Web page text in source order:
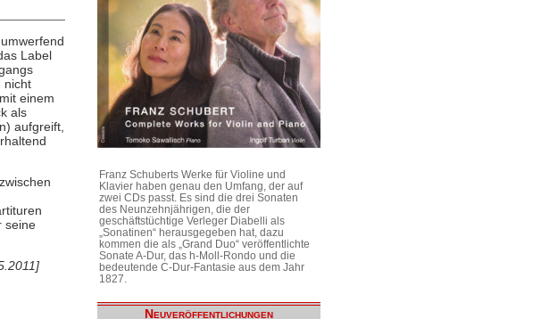
Label
nicht
einem
als
aufgreift,
seine
Franz Schuberts Werke für Violine und
Klavier haben genau den Umfang, der auf
zwei CDs passt. Es sind die drei Sonaten
des Neunzehnjährigen, die der
geschäftstüchtige Verleger Diabelli als
„Sonatinen“ herausgegeben hat, dazu
kommen die als „Grand Duo“ veröffentlichte
Sonate A-Dur, das h-Moll-Rondo und die
bedeutende C-Dur-Fantasie aus dem Jahr
1827.
Neuveröffentlichungen